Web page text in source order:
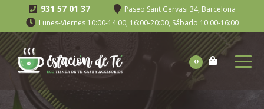
931 57 01 37
Paseo Sant Gervasi 34, Barcelona
Lunes-Viernes 10:00-14:00, 16:00-20:00, Sábado 10:00-16:00
0